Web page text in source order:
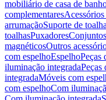
mobiliário de casa de
complementares
arrumaçãoSuporte de
toalhasPuxadores
magnéticosOutros
com espelhoEspelhoPeças
iluminação integradaPeças
integradaMóveis com
com espelhoCom